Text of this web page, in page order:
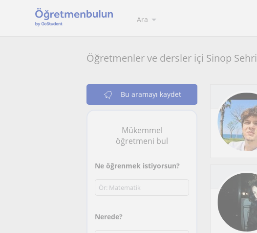
Ara
Öğretmenler ve dersler içi Sinop Sehri
Bu aramayı kaydet
Mükemmel
öğretmeni bul
Ne öğrenmek istiyorsun?
Nerede?